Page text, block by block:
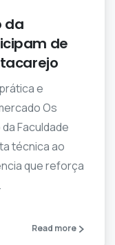
da
de
e
Os
Faculdade
técnica ao
que reforça
Read more